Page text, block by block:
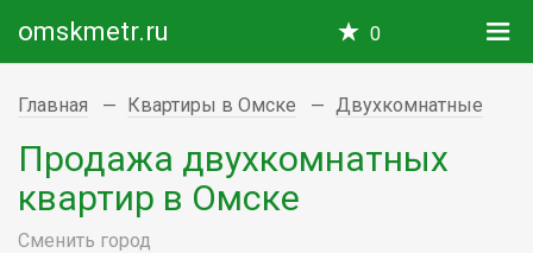
omskmetr.ru 0
Главная Квартиры в Омске Двухкомнатные
Продажа двухкомнатных
квартир в Омске
Сменить город